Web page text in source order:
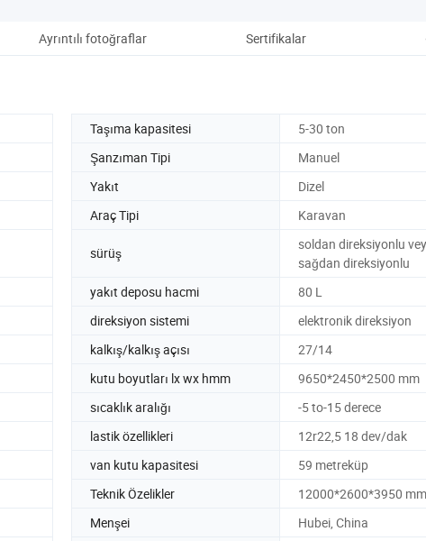
Ayrıntılı fotoğraflar Sertifikalar
Taşıma kapasitesi
5-30 ton
Şanzıman Tipi
Manuel
Yakıt
Dizel
Araç Tipi Karavan
sürüş
soldan direksiyonlu
sağdan direksiyonlu
yakıt deposu hacmi
80 L
direksiyon sistemi
elektronik direksiyon
kalkış/kalkış açısı
27/14
kutu boyutları lx wx hmm
9650*2450*2500 mm
sıcaklık aralığı
-5 to-15 derece
lastik özellikleri
12r22,5 18 dev/dak
van kutu kapasitesi
59 metreküp
Teknik Özelikler
12000*2600*3950 mm
Menşei
Hubei, China